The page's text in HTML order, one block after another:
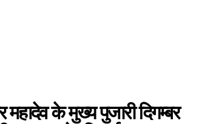
के मुख्य पुजारी दिगम्बर